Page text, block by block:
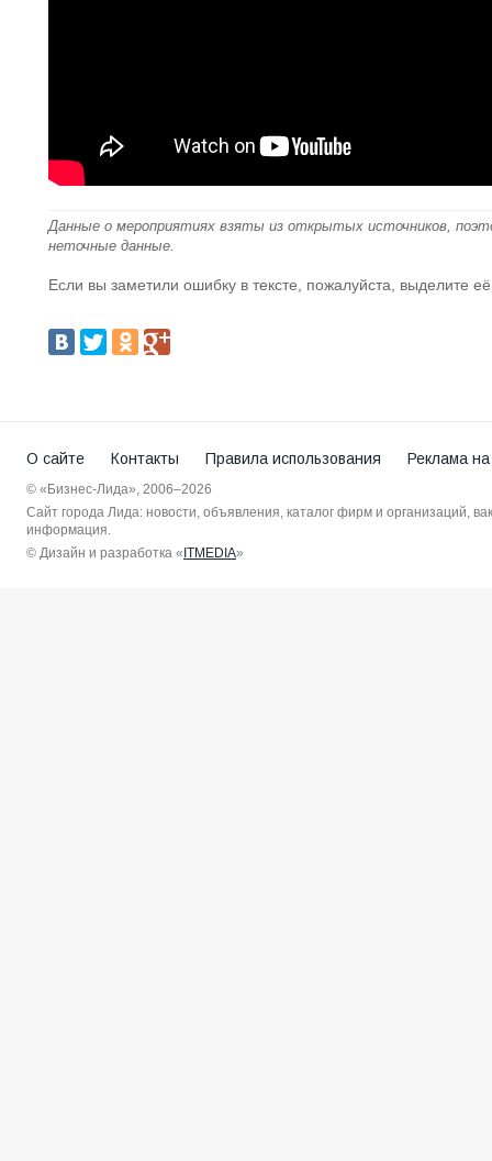
Данные о мероприятиях взяты из открытых источников,
неточные данные.
Если вы заметили ошибку в тексте, пожалуйста, выделите
О сайте Контакты Правила использования Реклама
© «Бизнес-Лида», 2006–2026
Сайт города Лида: новости, объявления, каталог фирм и организаций,
информация.
© Дизайн и разработка «ITMEDIA»